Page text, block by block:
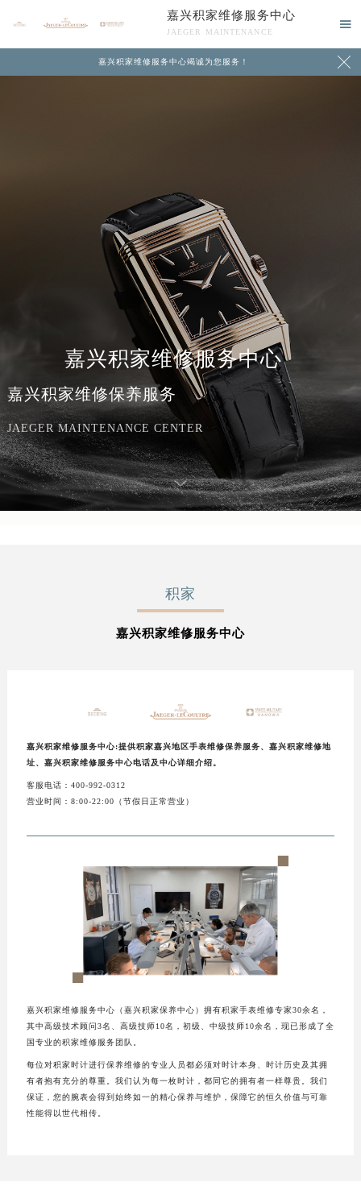
嘉兴积家维修服务中心
JAEGER MAINTENANCE

嘉兴积家维修服务中心竭诚为您服务！ 
嘉兴积家维修服务中心
嘉兴积家维修保养服务
JAEGER MAINTENANCE CENTER
积家
嘉兴积家维修服务中心
嘉兴积家维修服务中心:提供积家嘉兴地区手表维修保养服务、嘉兴积家维修地
址、嘉兴积家维修服务中心电话及中心详细介绍。
客服电话：400-992-0312
营业时间：8:00-22:00（节假日正常营业）
嘉兴积家维修服务中心（嘉兴积家保养中心）拥有积家手表维修专家30余名，
其中高级技术顾问3名、高级技师10名，初级、中级技师10余名，现已形成了全
国专业的积家维修服务团队。
每位对积家时计进行保养维修的专业人员都必须对时计本身、时计历史及其拥
有者抱有充分的尊重。我们认为每一枚时计，都同它的拥有者一样尊贵。我们
保证，您的腕表会得到始终如一的精心保养与维护，保障它的恒久价值与可靠
性能得以世代相传。